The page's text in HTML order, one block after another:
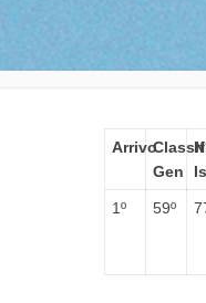
Arrivo
Gen
1º 59º